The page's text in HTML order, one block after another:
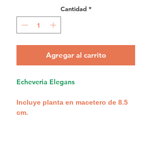
Cantidad *
Agregar al carrito
Echeveria Elegans
Incluye planta en macetero de 8.5
cm.